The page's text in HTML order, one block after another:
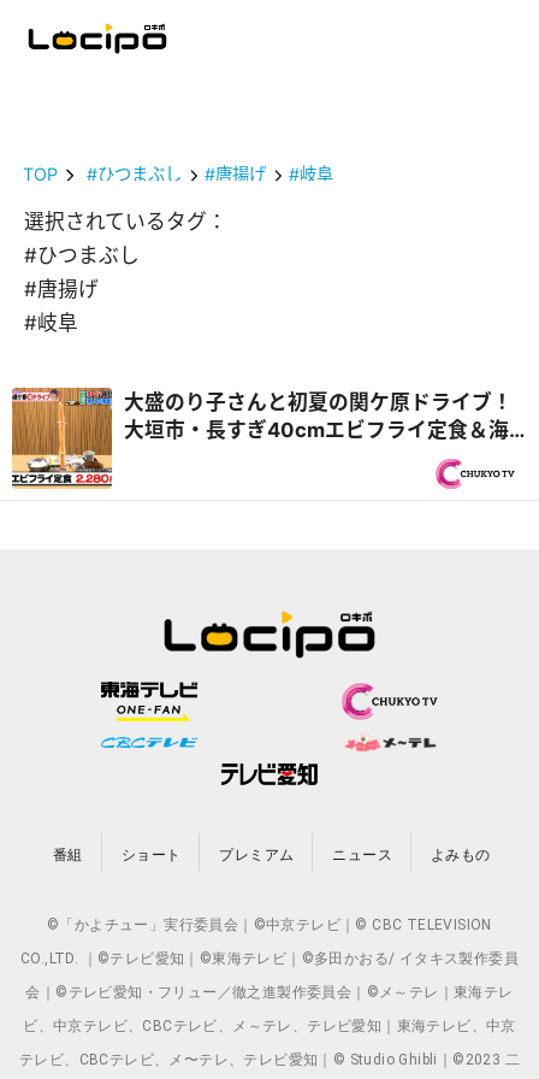
TOP #ひつまぶし #唐揚げ #岐阜
選択されているタグ：
#ひつまぶし
#唐揚げ
#岐阜
大盛のり子さんと初夏の関ケ原ドライブ！
大垣市・長すぎ40cmエビフライ定食＆海
津市・飛騨牛中華食べ放題！？『PS純金
番組 ショート プレミアム ニュース よみもの
©「かよチュー」実行委員会｜©中京テレビ｜© CBC TELEVISION
CO.,LTD. ｜©テレビ愛知｜©東海テレビ｜©多田かおる/ イタキス製作委員
会｜©テレビ愛知・フリュー／徹之進製作委員会｜©メ～テレ｜東海テレ
ビ、中京テレビ、CBCテレビ、メ～テレ、テレビ愛知｜東海テレビ、中京
テレビ、CBCテレビ、メ〜テレ、テレビ愛知｜© Studio Ghibli｜©2023 二